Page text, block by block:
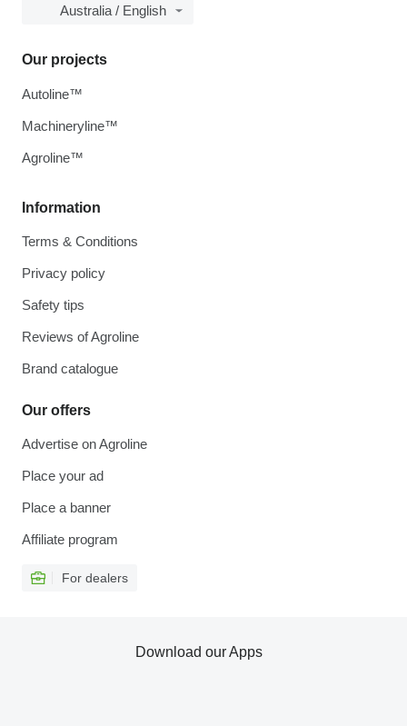
Australia / English
Information
Terms & Conditions
Privacy policy
Safety tips
Reviews of Agroline
Brand catalogue
Our offers
Advertise on Agroline
Place your ad
Place a banner
Affiliate program
For dealers
Our projects
Autoline™
Machineryline™
Agroline™
Download our Apps